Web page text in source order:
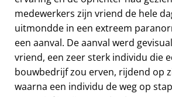
medewerkers zijn vriend de hele
uitmondde in een extreem
een aanval. De aanval werd
vriend, een zeer sterk individu die
bouwbedrijf zou erven, rijdend op
waarna een individu de weg op